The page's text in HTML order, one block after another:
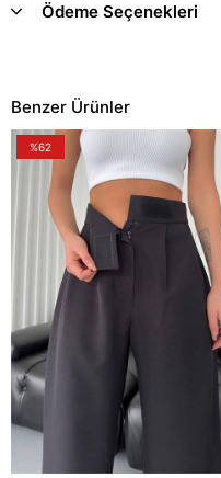
Ödeme Seçenekleri
Benzer Ürünler
%62